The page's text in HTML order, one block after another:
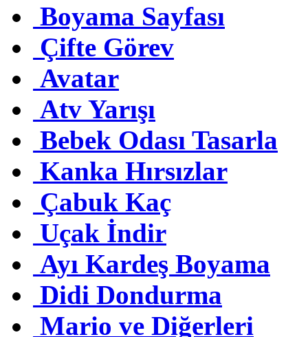
Boyama Sayfası
Çifte Görev
Avatar
Atv Yarışı
Bebek Odası Tasarla
Kanka Hırsızlar
Çabuk Kaç
Uçak İndir
Ayı Kardeş Boyama
Didi Dondurma
Mario ve Diğerleri